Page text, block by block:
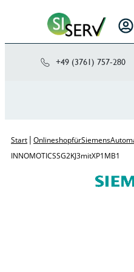
+49 (3761) 757-280
Start | Onlineshop für Siemens
INNOMOTICS SG 2KJ3 mit XP 1MB1